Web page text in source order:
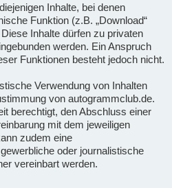
Inhalte, bei denen
Funktion (z.B. „Download“
Inhalte dürfen zu privaten
werden. Ein Anspruch
Funktionen besteht jedoch nicht.
Verwendung von Inhalten
von autogrammclub.de.
berechtigt, den Abschluss einer
mit dem jeweiligen
zudem eine
oder journalistische
vereinbart werden.